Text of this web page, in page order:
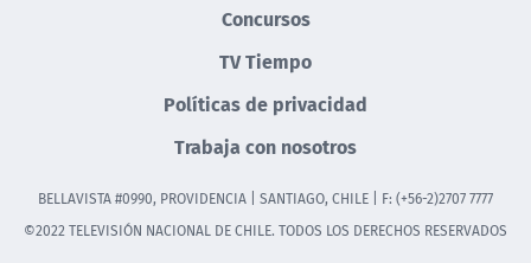
Concursos
TV Tiempo
Políticas de privacidad
Trabaja con nosotros
BELLAVISTA #0990, PROVIDENCIA | SANTIAGO, CHILE | F: (+56-2)2707 7777
©2022 TELEVISIÓN NACIONAL DE CHILE. TODOS LOS DERECHOS RESERVADOS